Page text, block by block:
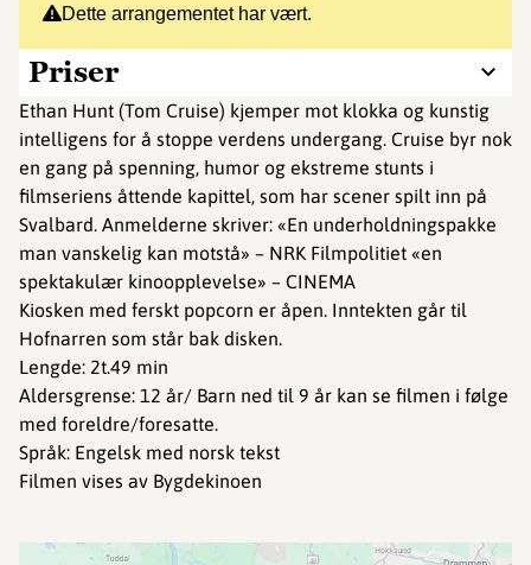
Dette arrangementet har vært.
Priser
Ethan Hunt (Tom Cruise) kjemper mot klokka og kunstig
intelligens for å stoppe verdens undergang. Cruise byr nok
en gang på spenning, humor og ekstreme stunts i
filmseriens åttende kapittel, som har scener spilt inn på
Svalbard. Anmelderne skriver: «En underholdningspakke
man vanskelig kan motstå» – NRK Filmpolitiet «en
spektakulær kinoopplevelse» – CINEMA
Kiosken med ferskt popcorn er åpen. Inntekten går til
Hofnarren som står bak disken.
Lengde: 2t.49 min
Aldersgrense: 12 år/ Barn ned til 9 år kan se filmen i følge
med foreldre/foresatte.
Språk: Engelsk med norsk tekst
Filmen vises av Bygdekinoen